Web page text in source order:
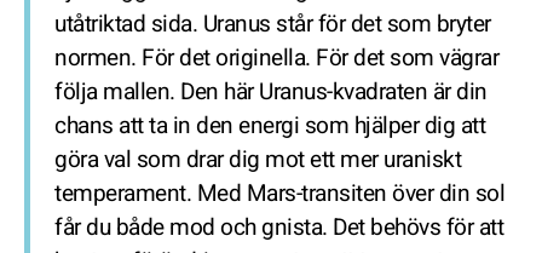
utåtriktad sida. Uranus står för det som bryter
normen. För det originella. För det som vägrar
följa mallen. Den här Uranus-kvadraten är din
chans att ta in den energi som hjälper dig att
göra val som drar dig mot ett mer uraniskt
temperament. Med Mars-transiten över din sol
får du både mod och gnista. Det behövs för att